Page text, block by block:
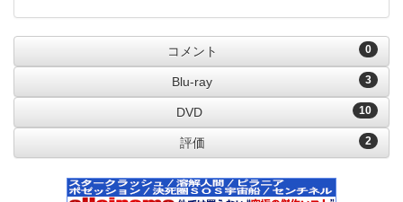
0
コメント
3
Blu-ray
10
DVD
2
評価